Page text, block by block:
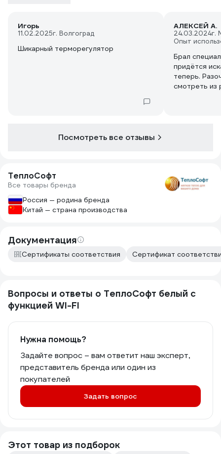
Игорь
11.02.2025г. Волгоград
Шикарный терморегулятор
АЛЕКСЕЙ А.
24.03.2024г.
Опыт
Брал
придётся
теперь.
смотреть из
Посмотреть все отзывы
ТеплоСофт
Все товары бренда
Россия — родина бренда
Китай — страна производства
Документация
Сертификаты соответствия Сертификат
Вопросы и ответы о ТеплоСофт белый с
функцией WI-FI
Нужна помощь?
Задайте вопрос – вам ответит наш эксперт,
представитель бренда или один из
покупателей
Задать вопрос
Этот товар из подборок